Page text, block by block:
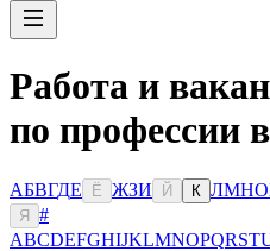
Работа и
по профессии
АБВГДЕ Ё ЖЗИ Й К ЛМНО
Я
#
ABCDEFGHIJKLMNOPQRST